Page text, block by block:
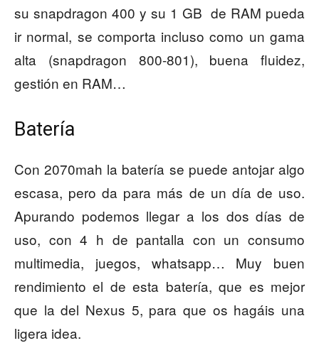
su snapdragon 400 y su 1 GB de RAM pueda
ir normal, se comporta incluso como un gama
alta (snapdragon 800-801), buena fluidez,
gestión en RAM…
Batería
Con 2070mah la batería se puede antojar algo
escasa, pero da para más de un día de uso.
Apurando podemos llegar a los dos días de
uso, con 4 h de pantalla con un consumo
multimedia, juegos, whatsapp… Muy buen
rendimiento el de esta batería, que es mejor
que la del Nexus 5, para que os hagáis una
ligera idea.